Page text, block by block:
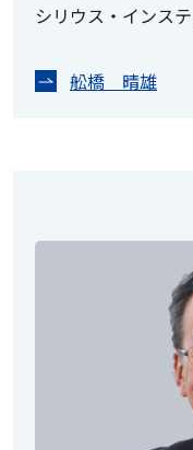
シリウス・インス
舩橋 晴雄